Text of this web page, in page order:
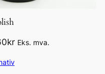
krPrisområde:
til
Eks. mva.